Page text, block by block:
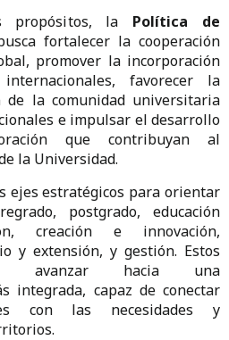
propósitos, la Política de
fortalecer la cooperación
promover la incorporación
favorecer la
de la comunidad universitaria
e impulsar el desarrollo
que contribuyan al
la Universidad.
ejes estratégicos para orientar
postgrado, educación
creación e innovación,
y extensión, y gestión. Estos
avanzar hacia una
integrada, capaz de conectar
con las necesidades y